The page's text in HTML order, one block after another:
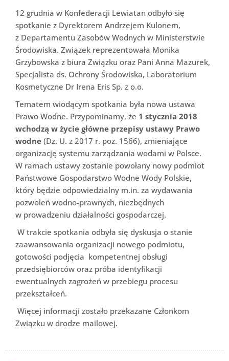
12 grudnia w Konfederacji Lewiatan odbyło się
spotkanie z Dyrektorem Andrzejem Kulonem,
z Departamentu Zasobów Wodnych w Ministerstwie
Środowiska. Związek reprezentowała Monika
Grzybowska z biura Związku oraz Pani Anna Mazurek,
Specjalista ds. Ochrony Środowiska, Laboratorium
Kosmetyczne Dr Irena Eris Sp. z o.o.
Tematem wiodącym spotkania była nowa ustawa
Prawo Wodne. Przypominamy, że 1 stycznia 2018
wchodzą w życie główne przepisy ustawy Prawo
wodne (Dz. U. z 2017 r. poz. 1566), zmieniające
organizację systemu zarządzania wodami w Polsce.
W ramach ustawy zostanie powołany nowy podmiot
Państwowe Gospodarstwo Wodne Wody Polskie,
który będzie odpowiedzialny m.in. za wydawania
pozwoleń wodno-prawnych, niezbędnych
w prowadzeniu działalności gospodarczej.
W trakcie spotkania odbyła się dyskusja o stanie
zaawansowania organizacji nowego podmiotu,
gotowości podjęcia kompetentnej obsługi
przedsiębiorców oraz próba identyfikacji
ewentualnych zagrożeń w przebiegu procesu
przekształceń.
Więcej informacji zostało przekazane Członkom
Związku w drodze mailowej.